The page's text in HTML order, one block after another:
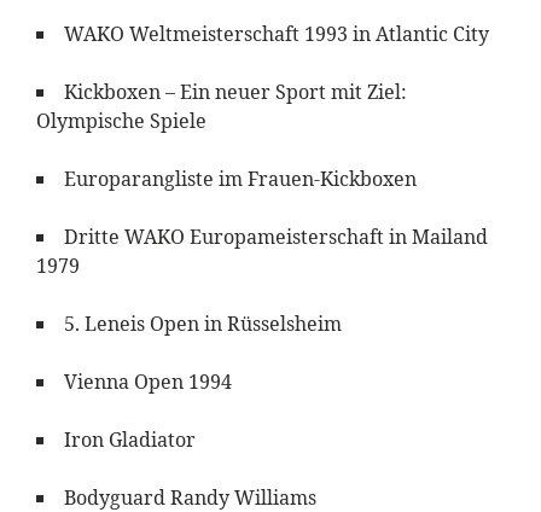
WAKO Weltmeisterschaft 1993 in Atlantic City
Kickboxen – Ein neuer Sport mit Ziel:
Olympische Spiele
Europarangliste im Frauen-Kickboxen
Dritte WAKO Europameisterschaft in Mailand
1979
5. Leneis Open in Rüsselsheim
Vienna Open 1994
Iron Gladiator
Bodyguard Randy Williams